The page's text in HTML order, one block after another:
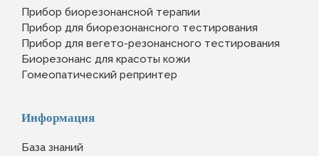
Прибор биорезонансной терапии
Прибор для биорезонансного тестирования
Прибор для вегето-резонансного тестирования
Биорезонанс для красоты кожи
Гомеопатический репринтер
Информация
База знаний